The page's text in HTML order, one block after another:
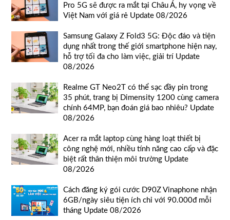
Pro 5G sẽ được ra mắt tại Châu Á, hy vọng về
Việt Nam với giá rẻ Update 08/2026
Samsung Galaxy Z Fold3 5G: Độc đáo và tiện
dụng nhất trong thế giới smartphone hiện nay,
hỗ trợ tối đa cho làm việc, giải trí Update
08/2026
Realme GT Neo2T có thể sạc đầy pin trong
35 phút, trang bị Dimensity 1200 cùng camera
chính 64MP, bạn đoán giá bao nhiêu? Update
08/2026
Acer ra mắt laptop cùng hàng loạt thiết bị
công nghệ mới, nhiều tính năng cao cấp và đặc
biệt rất thân thiện môi trường Update
08/2026
Cách đăng ký gói cước D90Z Vinaphone nhận
6GB/ngày siêu tiện ích chỉ với 90.000đ mỗi
tháng Update 08/2026